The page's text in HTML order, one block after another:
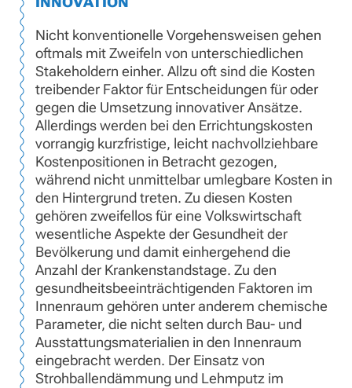
Nicht konventionelle Vorgehensweisen gehen
oftmals mit Zweifeln von unterschiedlichen
Stakeholdern einher. Allzu oft sind die Kosten
treibender Faktor für Entscheidungen für oder
gegen die Umsetzung innovativer Ansätze.
Allerdings werden bei den Errichtungskosten
vorrangig kurzfristige, leicht nachvollziehbare
Kostenpositionen in Betracht gezogen,
während nicht unmittelbar umlegbare Kosten in
den Hintergrund treten. Zu diesen Kosten
gehören zweifellos für eine Volkswirtschaft
wesentliche Aspekte der Gesundheit der
Bevölkerung und damit einhergehend die
Anzahl der Krankenstandstage. Zu den
gesundheitsbeeinträchtigenden Faktoren im
Innenraum gehören unter anderem chemische
Parameter, die nicht selten durch Bau- und
Ausstattungsmaterialien in den Innenraum
eingebracht werden. Der Einsatz von
Strohballendämmung und Lehmputz im